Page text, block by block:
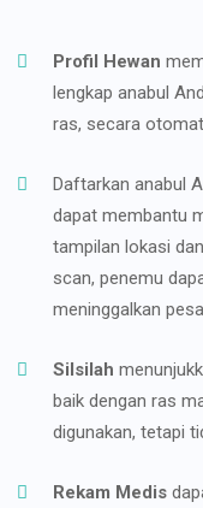
Profil Hewan
lengkap anabul
ras, secara
Daftarkan anabul
dapat membantu
tampilan lokasi
scan, penemu
meninggalkan
Silsilah
baik dengan ras
digunakan, tetapi
Rekam Medis